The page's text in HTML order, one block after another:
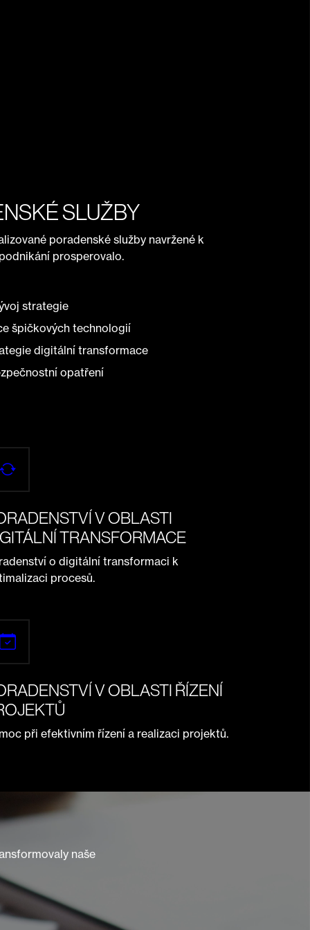
SLUŽBY
poradenské služby navržené k
prosperovalo.
strategie
špičkových technologií
digitální transformace
opatření
V OBLASTI
TRANSFORMACE
o digitální transformaci k
procesů.
V OBLASTI ŘÍZENÍ
při efektivním řízení a realizaci projektů.
naše